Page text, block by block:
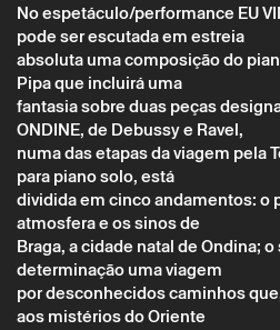
No espetáculo/performance EU
pode ser escutada em estreia
absoluta uma composição do
Pipa que incluirá uma
fantasia sobre duas peças
ONDINE, de Debussy e Ravel,
numa das etapas da viagem pela
para piano solo, está
dividida em cinco andamentos: o
atmosfera e os sinos de
Braga, a cidade natal de Ondina;
determinação uma viagem
por desconhecidos caminhos
aos mistérios do Oriente